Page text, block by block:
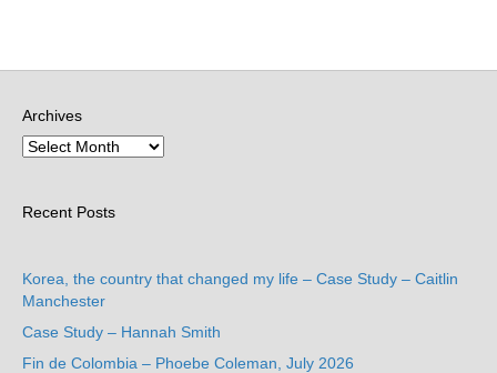
Archives
Recent Posts
Korea, the country that changed my life – Case Study – Caitlin
Manchester
Case Study – Hannah Smith
Fin de Colombia – Phoebe Coleman, July 2026